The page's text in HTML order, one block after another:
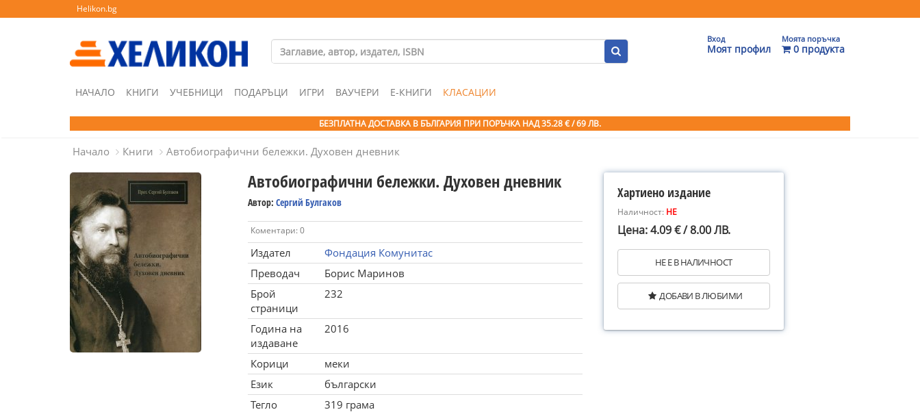
Helikon.bg
Вход
Моят профил
Моята поръчка
0 продукта
НАЧАЛО КНИГИ УЧЕБНИЦИ ПОДАРЪЦИ ИГРИ ВАУЧЕРИ Е-КНИГИ КЛАСАЦИИ
БЕЗПЛАТНА ДОСТАВКА В БЪЛГАРИЯ ПРИ ПОРЪЧКА НАД 35.28 € / 69 ЛВ.
Начало Книги Автобиографични бележки. Духовен дневник
Автобиографични бележки. Духовен дневник
Автор: Сергий Булгаков
Коментари: 0
Издател
Фондация Комунитас
Преводач
Борис Маринов
Брой
страници
232
Година на
издаване
2016
Корици
меки
Език
български
Тегло
319 грама
Хартиено издание
Наличност: НЕ
Цена: 4.09 € / 8.00 ЛВ.
НЕ Е В НАЛИЧНОСТ
ДОБАВИ В ЛЮБИМИ